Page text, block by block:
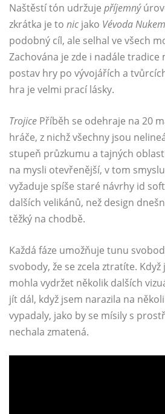
Naštěstí tón udržuje příjemný
zkrátka je to nic jako Vévoda
podobný cíl, ale selhal ve všech
Zachována je zde i nadále
postav hry po vývojářích a
hra je velmi prací lásky.
Trojice Příběh se odehraje na 20
hráče, z nichž všechny jsou
stupeň průzkumu a tajných
na mysli otevřenější, v tom
vyžaduje spíše staré návrhy id
dalších velikánů, než design
těžký na chodbě.
Každá fáze umožňuje tunu
svobody, že se zcela ztratíte.
mohla vydržet několik dalších
jít dál, když jsem narazila na
vypadaly, jako by se mísily s
nechala zmatená.